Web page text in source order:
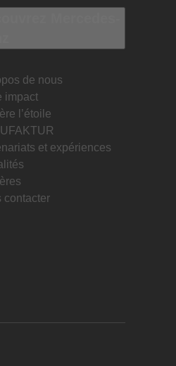
de nous
impact
l’étoile
et expériences
contacter